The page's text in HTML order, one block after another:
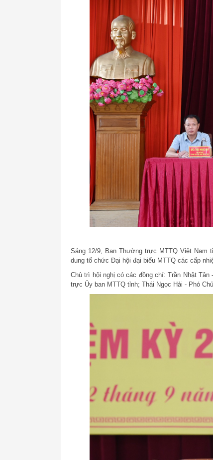
Sáng 12/9, Ban Thường trực MTTQ Việt Nam
dung tổ chức Đại hội đại biểu MTTQ các cấp
Chủ trì hội nghị có các đồng chí: Trần Nhật
trực Ủy ban MTTQ tỉnh; Thái Ngọc Hải - Phó